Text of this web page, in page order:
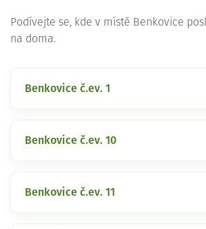
Podívejte se, kde v místě Benkovice
na doma.
Benkovice č.ev. 1
Benkovice č.ev. 10
Benkovice č.ev. 11